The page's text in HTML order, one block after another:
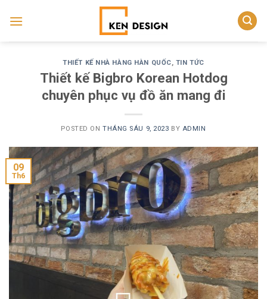
THIẾT KẾ NHÀ HÀNG HÀN QUỐC, TIN TỨC
Thiết kế Bigbro Korean Hotdog
chuyên phục vụ đồ ăn mang đi
POSTED ON THÁNG SÁU 9, 2023 BY ADMIN
09
Th6